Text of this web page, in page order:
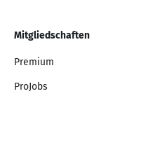
Mitgliedschaften
Premium
ProJobs